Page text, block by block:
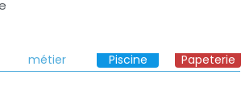
métier
Piscine
Papeterie